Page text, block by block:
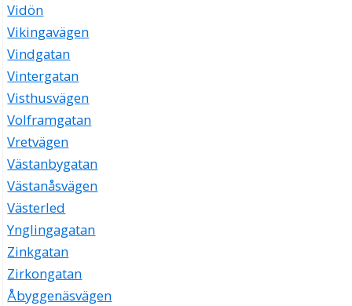
Vidön
Vikingavägen
Vindgatan
Vintergatan
Visthusvägen
Volframgatan
Vretvägen
Västanbygatan
Västanåsvägen
Västerled
Ynglingagatan
Zinkgatan
Zirkongatan
Åbyggenäsvägen